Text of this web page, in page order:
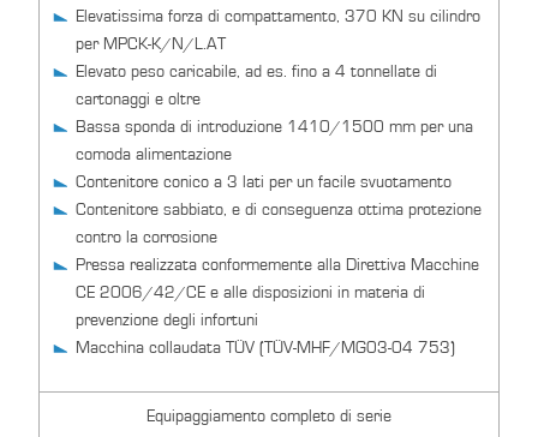
Elevatissima forza di compattamento, 370 KN su cilindro
per MPCK-K/N/L.AT
Elevato peso caricabile, ad es. fino a 4 tonnellate di
cartonaggi e oltre
Bassa sponda di introduzione 1410/1500 mm per una
comoda alimentazione
Contenitore conico a 3 lati per un facile svuotamento
Contenitore sabbiato, e di conseguenza ottima protezione
contro la corrosione
Pressa realizzata conformemente alla Direttiva Macchine
CE 2006/42/CE e alle disposizioni in materia di
prevenzione degli infortuni
Macchina collaudata TÜV (TÜV-MHF/MG03-04 753)
Equipaggiamento completo di serie